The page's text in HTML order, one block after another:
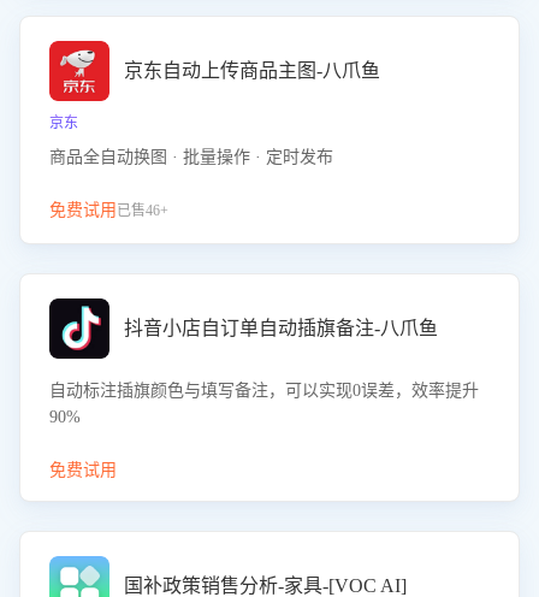
京东自动上传商品主图-八爪鱼
京东
商品全自动换图 · 批量操作 · 定时发布
免费试用 已售46+
抖音小店自订单自动插旗备注-八爪鱼
自动标注插旗颜色与填写备注，可以实现0误差，效率提升
90%
免费试用
国补政策销售分析-家具-[VOC AI]